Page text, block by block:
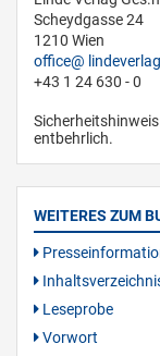
Scheydgasse 24
1210 Wien
office
+43 1 24 630 - 0
entbehrlich.
WEITERES ZUM
Leseprobe
Vorwort